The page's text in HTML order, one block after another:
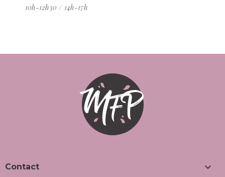
10h-12h30 / 14h-17h
Contact 